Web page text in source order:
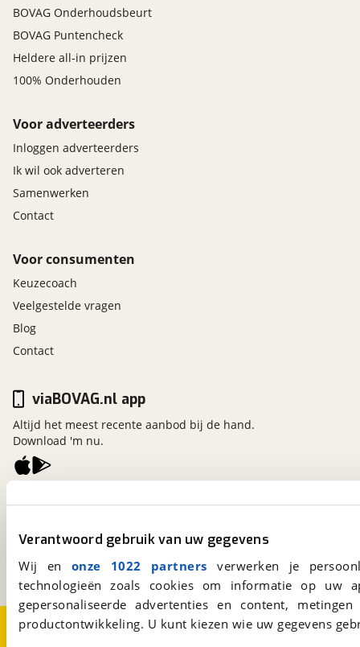
Verantwoord gebruik van uw gegevens
Wij en onze 1022 partners verwerken je
technologieën zoals cookies om informatie op
gepersonaliseerde advertenties en content,
productontwikkeling. U kunt kiezen wie uw gegevens
BOVAG Onderhoudsbeurt
BOVAG Puntencheck
Heldere all-in prijzen
100% Onderhouden
Voor adverteerders
Inloggen adverteerders
Ik wil ook adverteren
Samenwerken
Contact
Voor consumenten
Keuzecoach
Veelgestelde vragen
Blog
Contact
viaBOVAG.nl
3981 AJ Bunnik
BOVAG
viaBOVAG.nl app
Altijd het meest recente aanbod bij de hand.
Download 'm nu.
Over viaBOVAG.nlDisclaimer- en Privacyverklaring